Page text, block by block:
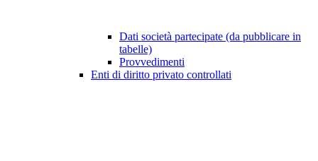
Dati società partecipate (da pubblicare in
tabelle)
Provvedimenti
Enti di diritto privato controllati